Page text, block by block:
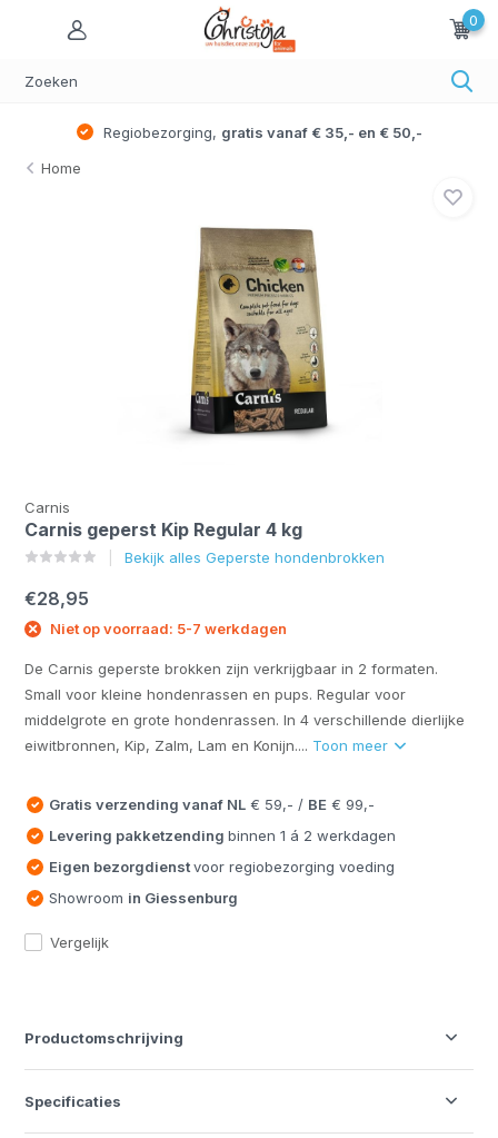
0
Regiobezorging, gratis vanaf € 35,- en € 50,-
Home
Carnis
Carnis geperst Kip Regular 4 kg
Bekijk alles Geperste hondenbrokken
€28,95
Niet op voorraad: 5-7 werkdagen
De Carnis geperste brokken zijn verkrijgbaar in 2 formaten.
Small voor kleine hondenrassen en pups. Regular voor
middelgrote en grote hondenrassen. In 4 verschillende dierlijke
eiwitbronnen, Kip, Zalm, Lam en Konijn.... Toon meer
Gratis verzending vanaf NL € 59,- / BE € 99,-
Levering pakketzendingbinnen 1 á 2 werkdagen
Eigen bezorgdienstvoor regiobezorging voeding
Showroom in Giessenburg
Vergelijk
Productomschrijving
Specificaties